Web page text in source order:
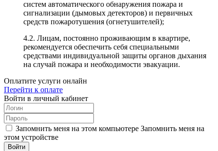
систем автоматического обнаружения пожара и
сигнализации (дымовых детекторов) и первичных
средств пожаротушения (огнетушителей);
4.2. Лицам, постоянно проживающим в квартире,
рекомендуется обеспечить себя специальными
средствами индивидуальной защиты органов дыхания
на случай пожара и необходимости эвакуации.
Оплатите услуги онлайн
Перейти к оплате
Войти в личный кабинет
Запомнить меня на этом компьютере Запомнить меня на
этом устройстве